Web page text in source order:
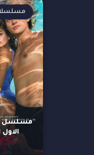
الاول